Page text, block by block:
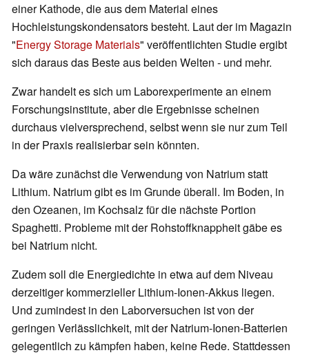
einer Kathode, die aus dem Material eines
Hochleistungskondensators besteht. Laut der im Magazin
"Energy Storage Materials" veröffentlichten Studie ergibt
sich daraus das Beste aus beiden Welten - und mehr.
Zwar handelt es sich um Laborexperimente an einem
Forschungsinstitute, aber die Ergebnisse scheinen
durchaus vielversprechend, selbst wenn sie nur zum Teil
in der Praxis realisierbar sein könnten.
Da wäre zunächst die Verwendung von Natrium statt
Lithium. Natrium gibt es im Grunde überall. Im Boden, in
den Ozeanen, im Kochsalz für die nächste Portion
Spaghetti. Probleme mit der Rohstoffknappheit gäbe es
bei Natrium nicht.
Zudem soll die Energiedichte in etwa auf dem Niveau
derzeitiger kommerzieller Lithium-Ionen-Akkus liegen.
Und zumindest in den Laborversuchen ist von der
geringen Verlässlichkeit, mit der Natrium-Ionen-Batterien
gelegentlich zu kämpfen haben, keine Rede. Stattdessen